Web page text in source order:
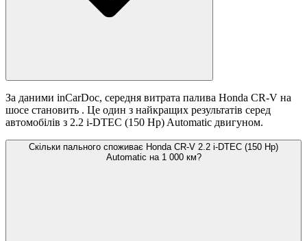
За даними inCarDoc, середня витрата палива Honda CR-V на
шосе становить . Це один з найкращих результатів серед
автомобілів з 2.2 i-DTEC (150 Hp) Automatic двигуном.
Скільки пального споживає Honda CR-V 2.2 i-DTEC (150 Hp)
Automatic на 1 000 км?